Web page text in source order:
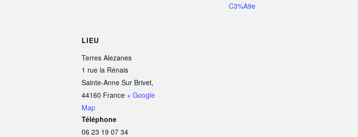
C3%A9e
LIEU
Terres Alezanes
1 rue la Rénais
Sainte-Anne Sur Brivet,
44160 France + Google
Map
Téléphone
06 23 19 07 34